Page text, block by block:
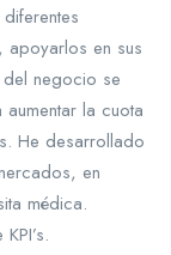
apoyarlos en sus
negocio se
la cuota
He desarrollado
en
médica.